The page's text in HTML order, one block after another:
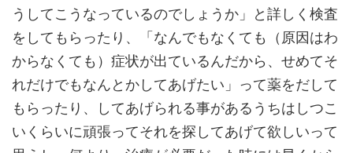
うしてこうなっているのでしょうか」と詳しく検査
をしてもらったり、「なんでもなくても（原因はわ
からなくても）症状が出ているんだから、せめてそ
れだけでもなんとかしてあげたい」って薬をだして
もらったり、してあげられる事があるうちはしつこ
いくらいに頑張ってそれを探してあげて欲しいって